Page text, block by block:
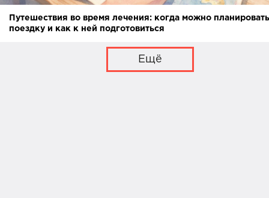
Путешествия во время лечения: когда можно планировать
поездку и как к ней подготовиться
Ещё